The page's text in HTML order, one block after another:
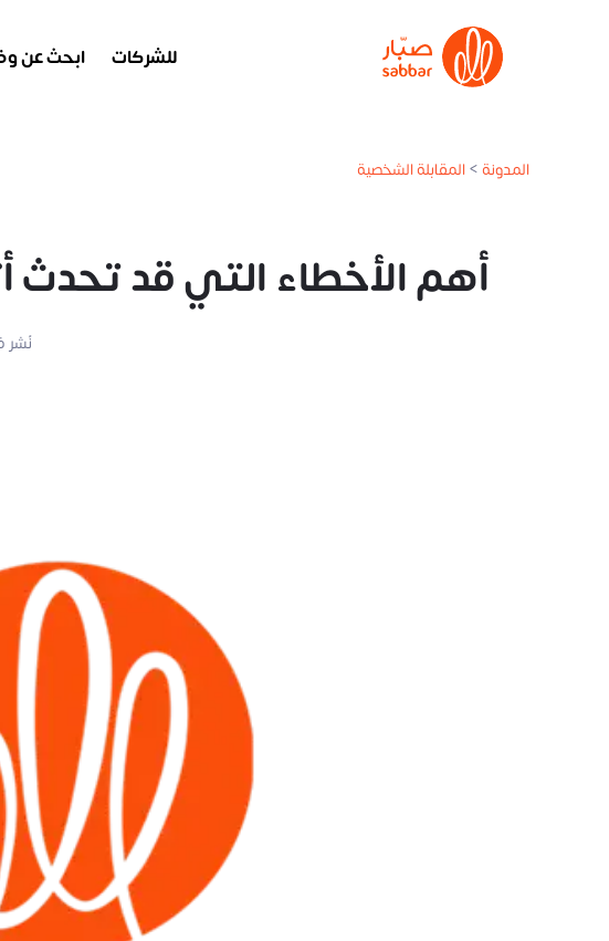
للشركات ابحث عن
المدونة>المقابلة الشخصية
أهم الأخطاء التي قد تحدث أثناء